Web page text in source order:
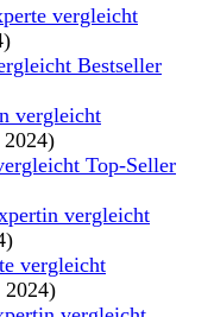
vergleicht
Bestseller
vergleicht
Top-Seller
vergleicht
vergleicht
2024)